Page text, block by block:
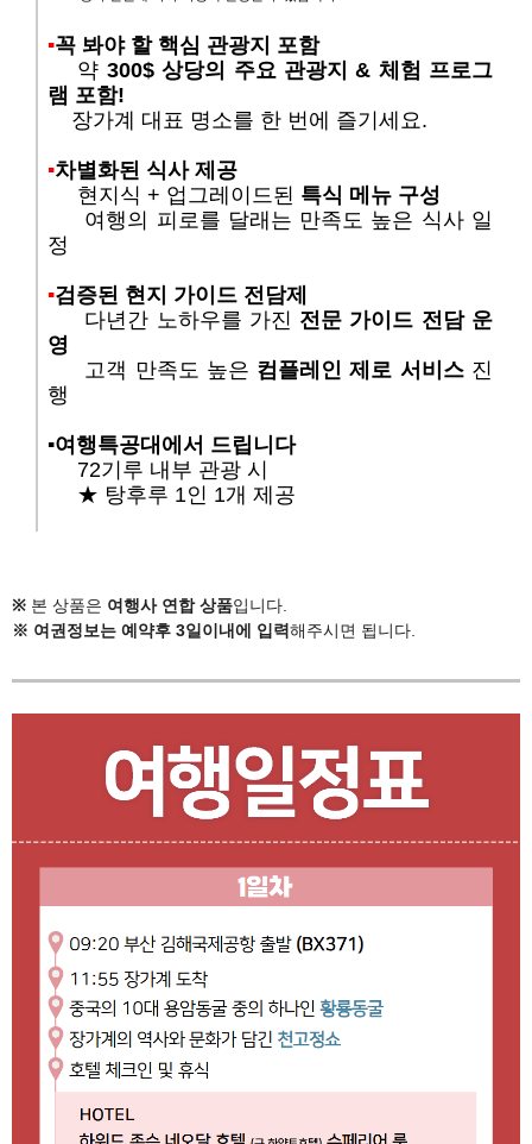
▪️​꼭 봐야 할 핵심 관광지 포함
약 300$ 상당의 주요 관광지 & 체험 프로그
램 포함!
장가계 대표 명소를 한 번에 즐기세요.
▪️차별화된 식사 제공
현지식 + 업그레이드된 특식 메뉴 구성
여행의 피로를 달래는 만족도 높은 식사 일
정
▪️검증된 현지 가이드 전담제
다년간 노하우를 가진 전문 가이드 전담 운
영
고객 만족도 높은 컴플레인 제로 서비스진
행
▪️​여행특공대에서 드립니다
72기루 내부 관광 시
★ 탕후루 1인 1개 제공
※ 본 상품은 여행사 연합 상품입니다.
※ 여권정보는 예약후 3일이내에 입력해주시면 됩니다.